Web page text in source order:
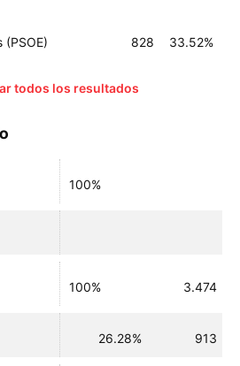
828 33.52%
todos los resultados
100%
100% 3.474
26.28% 913